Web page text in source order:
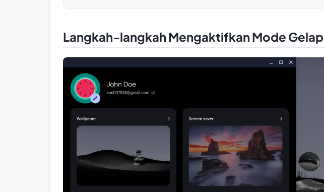
Langkah-langkah Mengaktifkan Mode Gelap